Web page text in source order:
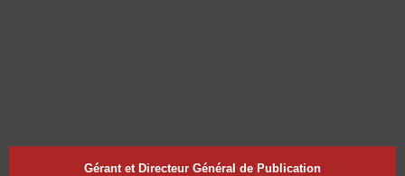
Gérant et Directeur Général de Publication